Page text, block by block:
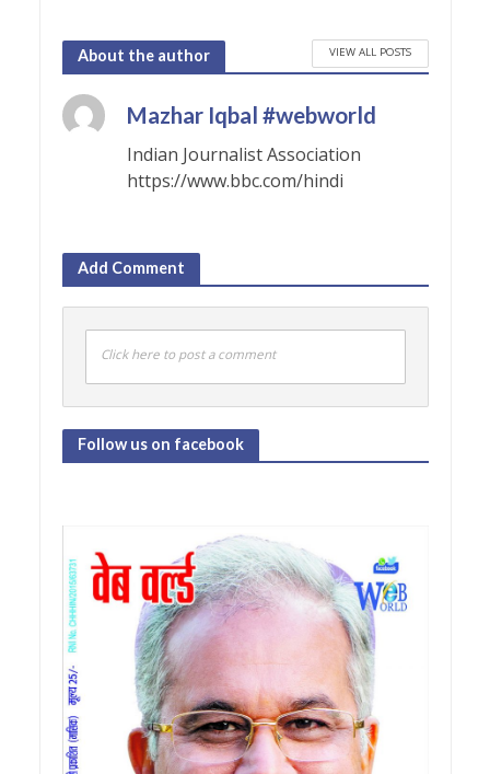
About the author VIEW ALL POSTS
Mazhar Iqbal #webworld
Indian Journalist Association
https://www.bbc.com/hindi
Add Comment
Click here to post a comment
Follow us on facebook